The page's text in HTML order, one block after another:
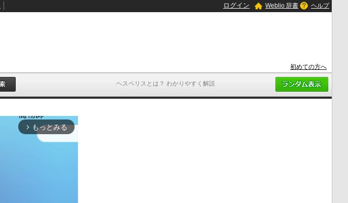
ヘスペリスとは？ わかりやすく解説
ログイン Weblio 辞書 ヘルプ
初めての方へ
arrow_forward_ios もっとみる